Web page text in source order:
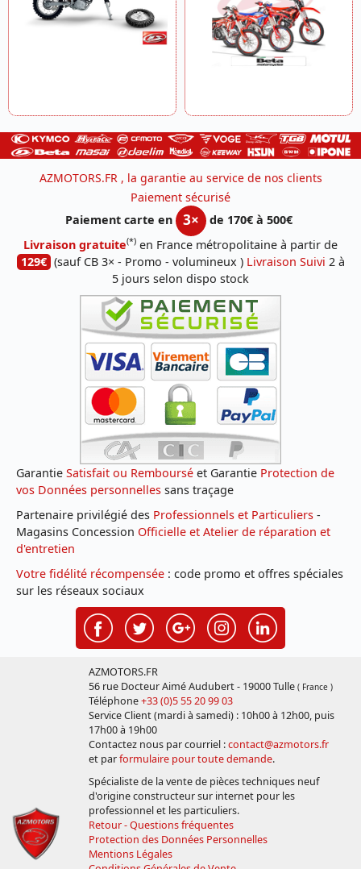
AZMOTORS.FR , la garantie au service de nos clients
Paiement sécurisé
Paiement carte en
3×
de 170€ à 500€
Livraison gratuite(*) en France métropolitaine à partir de
129€ (sauf CB 3× - Promo - volumineux ) Livraison Suivi 2 à
5 jours selon dispo stock
Garantie Satisfait ou Remboursé et Garantie Protection de
vos Données personnelles sans traçage
Partenaire privilégié des Professionnels et Particuliers -
Magasins Concession Officielle et Atelier de réparation et
d'entretien
Votre fidélité récompensée : code promo et offres spéciales
sur les réseaux sociaux
AZMOTORS.FR
56 rue Docteur Aimé Audubert - 19000 Tulle ( France )
Téléphone+33 (0)5 55 20 99 03
Service Client (mardi à samedi) : 10h00 à 12h00, puis
17h00 à 19h00
Contactez nous par courriel :contact@azmotors.fr
et parformulaire pour toute demande.
Spécialiste de la vente de pièces techniques neuf
d'origine constructeur sur internet pour les
professionnel et les particuliers.
Retour - Questions fréquentes
Protection des Données Personnelles
Mentions Légales